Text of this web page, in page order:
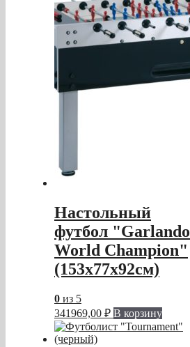
Настольный
футбол "Garlando
World Champion"
(153x77x92см)
0 из 5
341969,00 ₽ В корзину